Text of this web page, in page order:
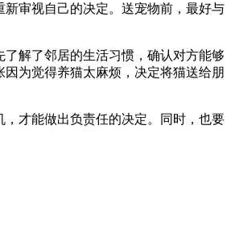
审视自己的决定。送宠物前，最好与
解了邻居的生活习惯，确认对方能够
为觉得养猫太麻烦，决定将猫送给朋
才能做出负责任的决定。同时，也要